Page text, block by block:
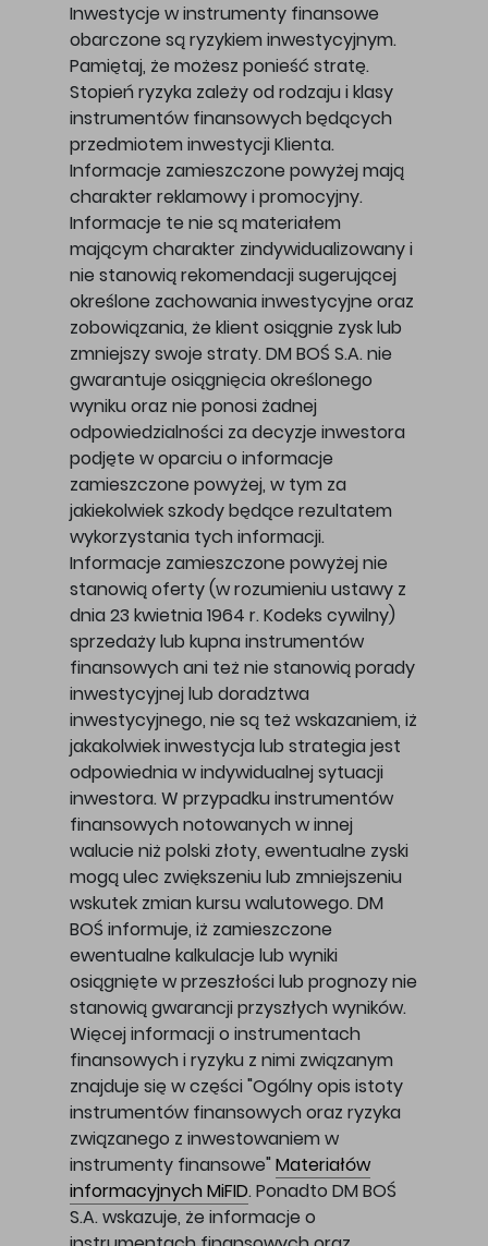
Inwestycje w instrumenty finansowe
obarczone są ryzykiem inwestycyjnym.
Pamiętaj, że możesz ponieść stratę.
Stopień ryzyka zależy od rodzaju i klasy
instrumentów finansowych będących
przedmiotem inwestycji Klienta.
Informacje zamieszczone powyżej mają
charakter reklamowy i promocyjny.
Informacje te nie są materiałem
mającym charakter zindywidualizowany i
nie stanowią rekomendacji sugerującej
określone zachowania inwestycyjne oraz
zobowiązania, że klient osiągnie zysk lub
zmniejszy swoje straty. DM BOŚ S.A. nie
gwarantuje osiągnięcia określonego
wyniku oraz nie ponosi żadnej
odpowiedzialności za decyzje inwestora
podjęte w oparciu o informacje
zamieszczone powyżej, w tym za
jakiekolwiek szkody będące rezultatem
wykorzystania tych informacji.
Informacje zamieszczone powyżej nie
stanowią oferty (w rozumieniu ustawy z
dnia 23 kwietnia 1964 r. Kodeks cywilny)
sprzedaży lub kupna instrumentów
finansowych ani też nie stanowią porady
inwestycyjnej lub doradztwa
inwestycyjnego, nie są też wskazaniem, iż
jakakolwiek inwestycja lub strategia jest
odpowiednia w indywidualnej sytuacji
inwestora. W przypadku instrumentów
finansowych notowanych w innej
walucie niż polski złoty, ewentualne zyski
mogą ulec zwiększeniu lub zmniejszeniu
wskutek zmian kursu walutowego. DM
BOŚ informuje, iż zamieszczone
ewentualne kalkulacje lub wyniki
osiągnięte w przeszłości lub prognozy nie
stanowią gwarancji przyszłych wyników.
Więcej informacji o instrumentach
finansowych i ryzyku z nimi związanym
znajduje się w części "Ogólny opis istoty
instrumentów finansowych oraz ryzyka
związanego z inwestowaniem w
instrumenty finansowe" Materiałów
informacyjnych MiFID. Ponadto DM BOŚ
S.A. wskazuje, że informacje o